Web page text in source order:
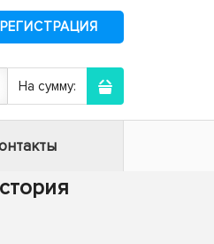
РЕГИСТРАЦИЯ
На сумму: